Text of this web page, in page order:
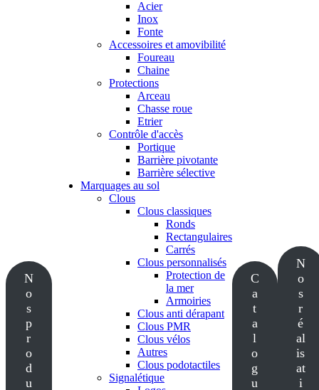
N
o
s
p
r
o
d
u
Acier
Inox
Fonte
Accessoires et amovibilité
Foureau
Chaine
Protections
Arceau
Chasse roue
Etrier
Contrôle d'accès
Portique
Barrière pivotante
Barrière sélective
Marquages au sol
Clous
Clous classiques
Ronds
Rectangulaires
Carrés
Clous personnalisés
Protection de
la mer
Armoiries
Clous anti dérapant
Clous PMR
Clous vélos
Autres
Clous podotactiles
Signalétique
C
a
t
a
l
o
g
u
N
o
s
r
é
al
is
at
i